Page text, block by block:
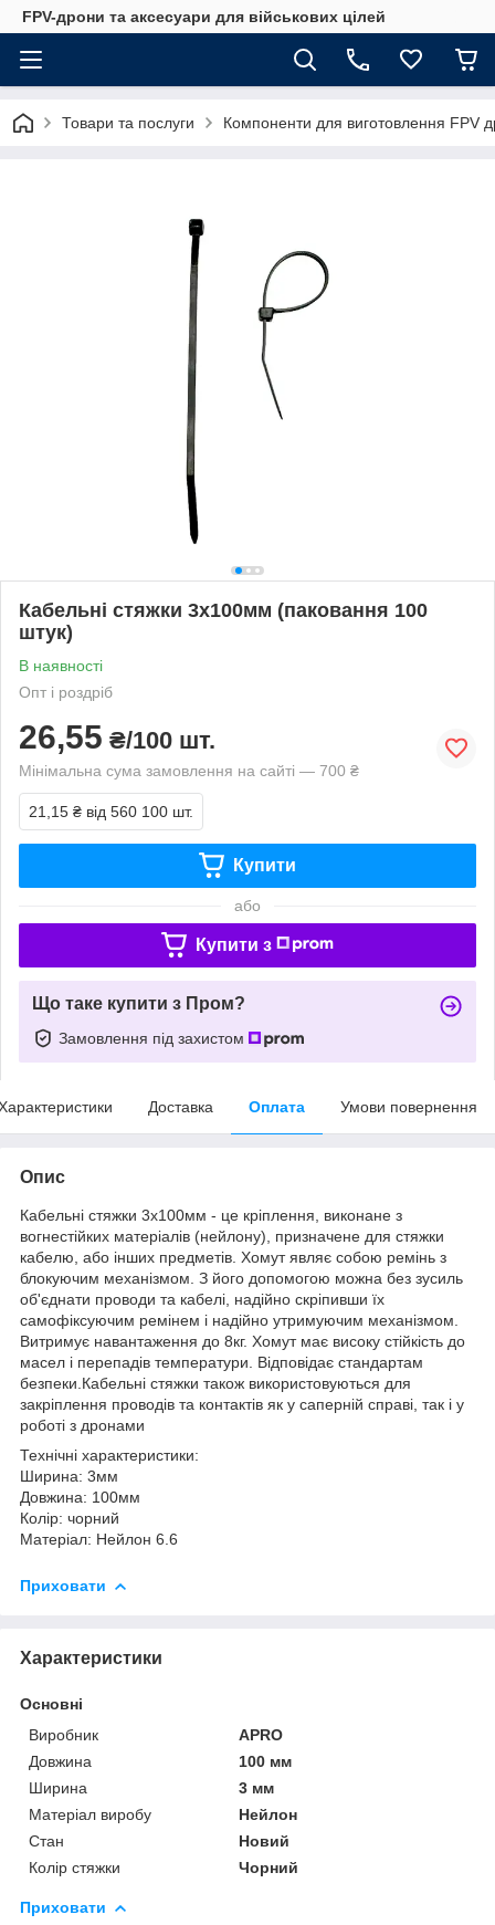
FPV-дрони та аксесуари для військових цілей
Товари та послуги Компоненти для виготовлення FPV
Кабельні стяжки 3х100мм (паковання 100
штук)
В наявності
Опт і роздріб
26,55 ₴/100 шт.
Мінімальна сума замовлення на сайті — 700 ₴
21,15 ₴ від 560 100 шт.
Купити
або
Купити з
Що таке купити з Пром?
Замовлення під захистом
Доставка Оплата Умови повернення
Опис
Кабельні стяжки 3х100мм - це кріплення, виконане з
вогнестійких матеріалів (нейлону), призначене для стяжки
кабелю, або інших предметів. Хомут являє собою ремінь з
блокуючим механізмом. З його допомогою можна без зусиль
об'єднати проводи та кабелі, надійно скріпивши їх
самофіксуючим ремінем і надійно утримуючим механізмом.
Витримує навантаження до 8кг. Хомут має високу стійкість до
масел і перепадів температури. Відповідає стандартам
безпеки.Кабельні стяжки також використовуються для
закріплення проводів та контактів як у саперній справі, так і у
роботі з дронами
Технічні характеристики:
Ширина: 3мм
Довжина: 100мм
Колір: чорний
Матеріал: Нейлон 6.6
Приховати
Характеристики
Основні
Виробник
APRO
Довжина
100 мм
Ширина
3 мм
Матеріал виробу
Нейлон
Стан
Новий
Колір стяжки
Чорний
Приховати